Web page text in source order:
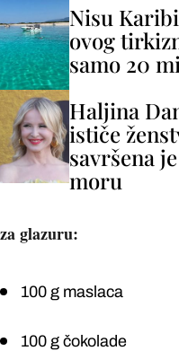
Nisu
ovog
samo 20
Haljina
ističe
savršena
moru
za glazuru:
100 g maslaca
100 g čokolade